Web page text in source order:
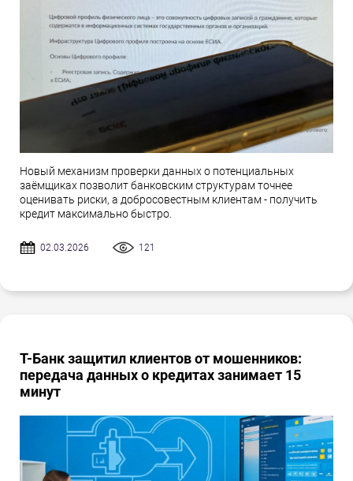
Новый механизм проверки данных о потенциальных
заёмщиках позволит банковским структурам точнее
оценивать риски, а добросовестным клиентам - получить
кредит максимально быстро.
02.03.2026 121
Т-Банк защитил клиентов от мошенников:
передача данных о кредитах занимает 15
минут